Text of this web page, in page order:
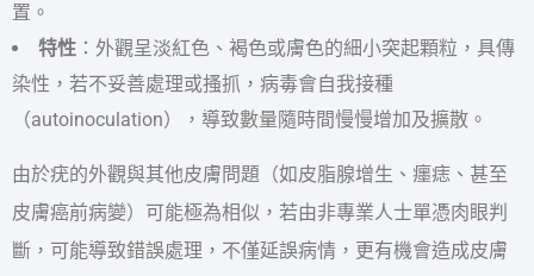
置。
特性 ：外觀呈淡紅色、褐色或膚色的細小突起顆粒，具傳
染性，若不妥善處理或搔抓，病毒會自我接種
（autoinoculation），導致數量隨時間慢慢增加及擴散。
由於疣的外觀與其他皮膚問題（如皮脂腺增生、癦痣、甚至
皮膚癌前病變）可能極為相似，若由非專業人士單憑肉眼判
斷，可能導致錯誤處理，不僅延誤病情，更有機會造成皮膚